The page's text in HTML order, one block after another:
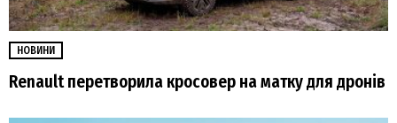
НОВИНИ
Renault перетворила кросовер на матку для дронів